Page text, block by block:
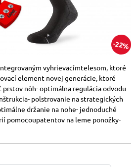
22%
vyhrievacímtelesom, ktoré
element novej generácie, ktoré
nôh- optimálna regulácia odvodu
polstrovanie na strategických
držanie na nohe- jednoduché
pomocoupatentov na leme ponožky-